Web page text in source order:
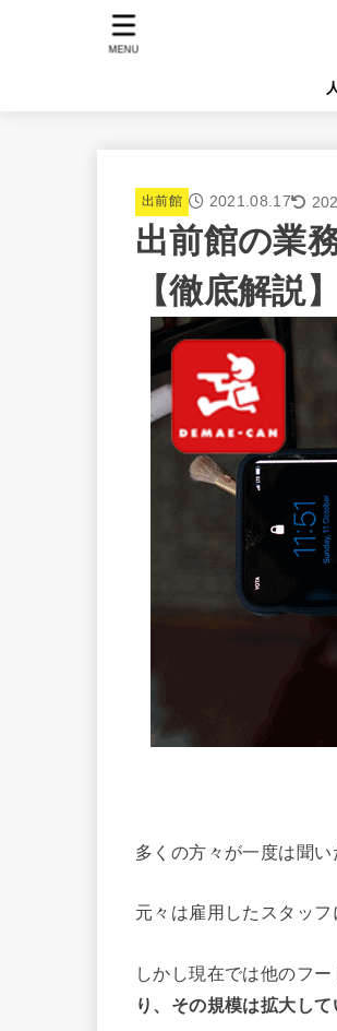
MENU
出前館 2021.08.17
出前館の業
【徹底解説】
多くの方々が一度は聞い
元々は雇用したスタッフ
しかし現在では他のフ
り、その規模は拡大して